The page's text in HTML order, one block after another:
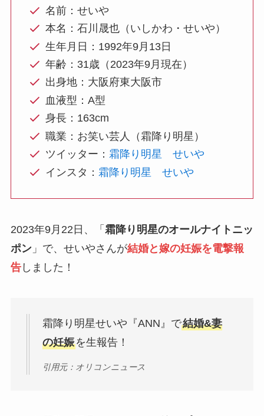
名前：せいや
本名：石川晟也（いしかわ・せいや）
生年月日：1992年9月13日
年齢：31歳（2023年9月現在）
出身地：大阪府東大阪市
血液型：A型
身長：163cm
職業：お笑い芸人（霜降り明星）
ツイッター：霜降り明星 せいや
インスタ： 霜降り明星 せいや
2023年9月22日、「 霜降り明星のオールナイトニッ
ポン」で、せいやさんが結婚と嫁の妊娠を電撃報
告しました！
霜降り明星せいや『ANN』で結婚&妻
の妊娠を生報告！
引用元：オリコンニュース